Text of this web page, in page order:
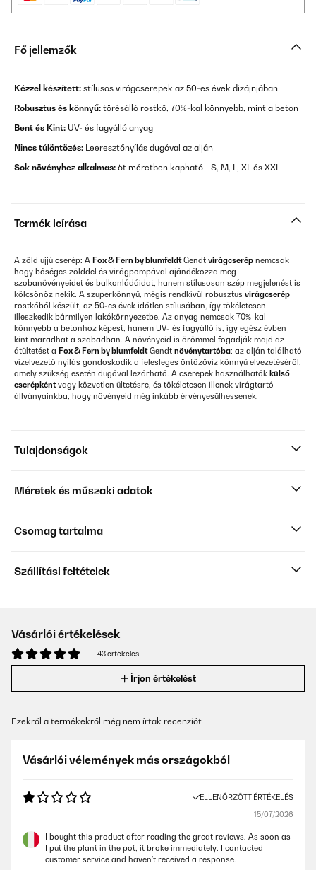
Fő jellemzők
Kézzel készített: stílusos virágcserepek az 50-es évek dizájnjában
Robusztus és könnyű: törésálló rostkő, 70%-kal könnyebb, mint a beton
Bent és Kint: UV- és fagyálló anyag
Nincs túlöntözés: Leeresztőnyílás dugóval az alján
Sok növényhez alkalmas: öt méretben kapható - S, M, L, XL és XXL
Termék leírása
A zöld ujjú cserép: A Fox & Fern by blumfeldtGendt virágcserép nemcsak
hogy bőséges zölddel és virágpompával ajándékozza meg
szobanövényeidet és balkonládáidat, hanem stílusosan szép megjelenést is
kölcsönöz nekik. A szuperkönnyű, mégis rendkívül robusztus virágcserép
rostkőből készült, az 50-es évek időtlen stílusában, így tökéletesen
illeszkedik bármilyen lakókörnyezetbe. Az anyag nemcsak 70%-kal
könnyebb a betonhoz képest, hanem UV- és fagyálló is, így egész évben
kint maradhat a szabadban. A növényeid is örömmel fogadják majd az
átültetést a Fox & Fern by blumfeldtGendt növénytartóba: az alján található
vízelvezető nyílás gondoskodik a felesleges öntözővíz könnyű elvezetéséről,
amely szükség esetén dugóval lezárható. A cserepek használhatók külső
cserépkéntvagy közvetlen ültetésre, és tökéletesen illenek virágtartó
állványainkba, hogy növényeid még inkább érvényesülhessenek.
Tulajdonságok
Méretek és műszaki adatok
Csomag tartalma
Szállítási feltételek
Vásárlói értékelések
43 értékelés
Írjon értékelést
Ezekről a termékekről még nem írtak recenziót
Vásárlói vélemények más országokból
ELLENŐRZÖTT ÉRTÉKELÉS
15/07/2026
I bought this product after reading the great reviews. As soon as
I put the plant in the pot, it broke immediately. I contacted
customer service and haven't received a response.